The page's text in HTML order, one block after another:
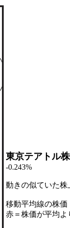
東京テアトル
-0.243%
動きの似ていた
移動平均線の株価
赤＝株価が平均